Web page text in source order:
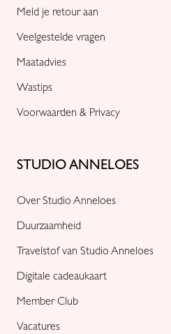
STUDIO ANNELOES
Over Studio Anneloes
Duurzaamheid
Travelstof van Studio Anneloes
Digitale cadeaukaart
Member Club
Vacatures
Meld je retour aan
Veelgestelde vragen
Maatadvies
Wastips
Voorwaarden & Privacy